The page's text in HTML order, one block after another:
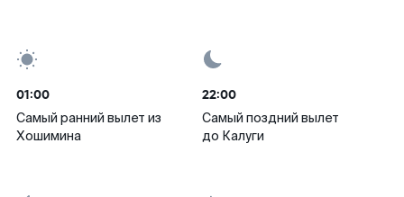
01:00
Самый ранний вылет из
Хошимина
22:00
Самый поздний вылет
до Калуги